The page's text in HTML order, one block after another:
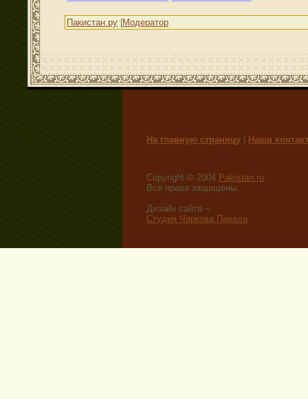
Пакистан.ру Модератор
На главную страницу Наши
Copyright © 2004 Pakistan.ru.
Все права защищены.
Дизайн сайта –
Студия Чиркова Павела